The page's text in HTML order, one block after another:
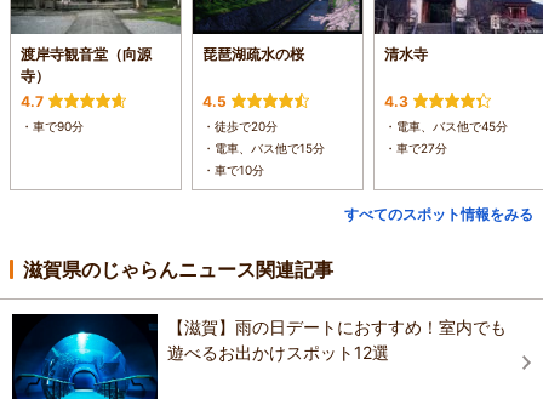
渡岸寺観音堂（向源
寺）
4.7
・車で90分
琵琶湖疏水の桜
4.5
・徒歩で20分
・電車、バス他で15分
・車で10分
清水寺
4.3
・電車、バス他で45分
・車で27分
すべてのスポット情報をみる
滋賀県のじゃらんニュース関連記事
【滋賀】雨の日デートにおすすめ！室内でも
遊べるお出かけスポット12選